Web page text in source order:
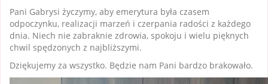
Pani Gabrysi życzymy, aby emerytura była czasem
odpoczynku, realizacji marzeń i czerpania radości z każdego
dnia. Niech nie zabraknie zdrowia, spokoju i wielu pięknych
chwil spędzonych z najbliższymi.
Dziękujemy za wszystko. Będzie nam Pani bardzo brakowało.